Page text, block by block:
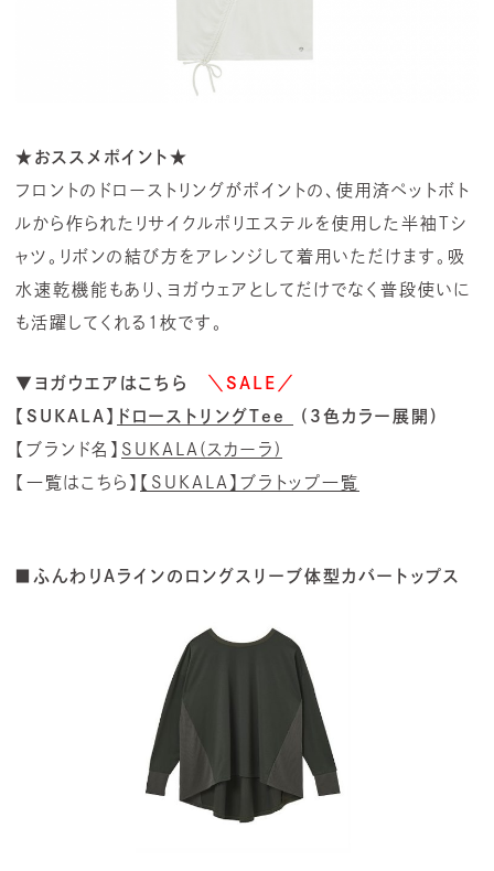
★おススメポイント★
フロントのドローストリングがポイントの、使用済ペットボト
ルから作られたリサイクルポリエステルを使用した半袖Tシ
ャツ。リボンの結び方をアレンジして着用いただけます。吸
水速乾機能もあり、ヨガウェアとしてだけでなく普段使いに
も活躍してくれる1枚です。
▼ヨガウエアはこちら
＼SALE／
【SUKALA】
ドローストリングTee
(3色カラー展開)
【ブランド名】 SUKALA(スカーラ)
【一覧はこちら】 【SUKALA】ブラトップ一覧
■ふんわりAラインのロングスリーブ体型カバートップス